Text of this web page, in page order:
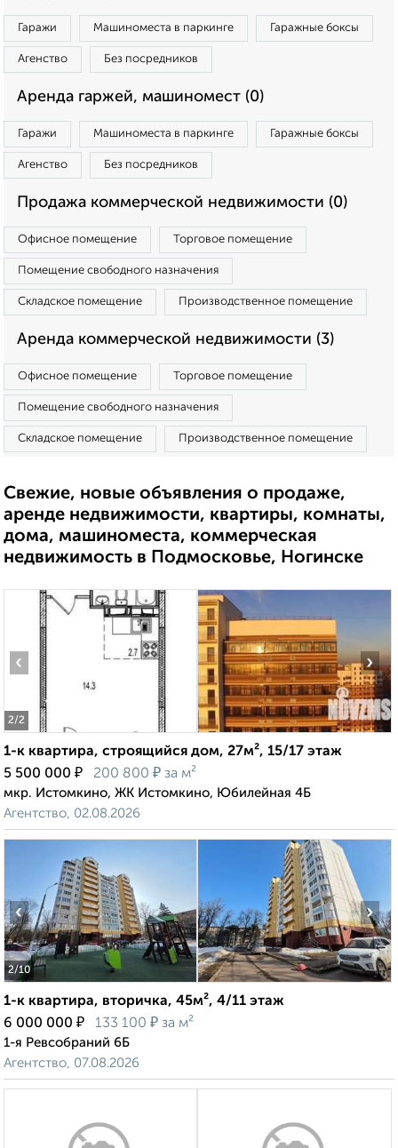
Гаражи Машиноместа в паркинге Гаражные боксы
Агенство Без посредников
Аренда гаржей, машиномест (0)
Гаражи Машиноместа в паркинге Гаражные боксы
Агенство Без посредников
Продажа коммерческой недвижимости (0)
Офисное помещение Торговое помещение
Помещение свободного назначения
Складское помещение Производственное помещение
Аренда коммерческой недвижимости (3)
Офисное помещение Торговое помещение
Помещение свободного назначения
Складское помещение Производственное помещение
Свежие, новые объявления о продаже,
аренде недвижимости, квартиры, комнаты,
дома, машиноместа, коммерческая
недвижимость в Подмосковье, Ногинске
2/2
‹ ›
1-к квартира, строящийся дом, 27м², 15/17 этаж
5 500 000 ₽ 200 800 ₽ за м²
мкр. Истомкино, ЖК Истомкино, Юбилейная 4Б
Агентство, 02.08.2026
2/10
‹ ›
1-к квартира, вторичка, 45м², 4/11 этаж
6 000 000 ₽ 133 100 ₽ за м²
1-я Ревсобраний 6Б
Агентство, 07.08.2026